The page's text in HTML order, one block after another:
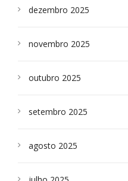
dezembro 2025
novembro 2025
outubro 2025
setembro 2025
agosto 2025